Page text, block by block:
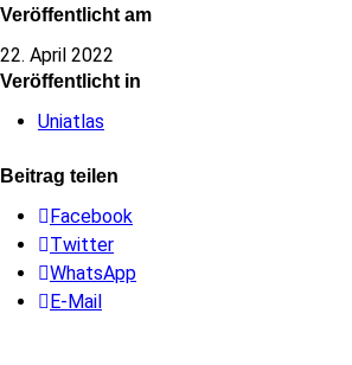
Veröffentlicht am
22. April 2022
Veröffentlicht in
Uniatlas
Beitrag teilen
Facebook
Twitter
WhatsApp
E-Mail